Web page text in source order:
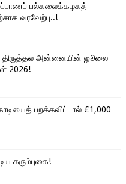
பல்கலைக்கழகத்
வரவேற்பு..!
அன்னையின் ஜூலை
2026!
பறக்கவிட்டால் £1,000
கரும்புகை!